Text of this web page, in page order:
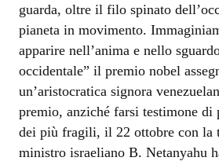
guarda, oltre il filo spinato
pianeta in movimento.
apparire nell’anima e nello
occidentale” il premio nobel
un’aristocratica signora
premio, anziché farsi testimone di
dei più fragili, il 22 ottobre con la
ministro israeliano B. Netanyahu